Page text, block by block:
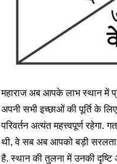
महाराज अब आपके लाभ स्थान में
अपनी सभी इच्छाओं की पूर्ति के
परिवर्तन अत्यंत महत्त्वपूर्ण
थी, वे सब अब आपको बड़ी सरलता
है. स्थान की तुलना में उनकी दृष्टि